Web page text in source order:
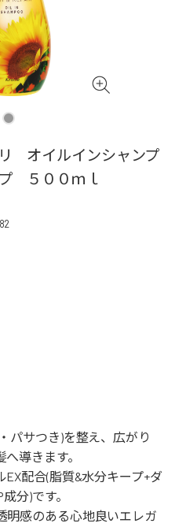
オイルインシャンプ
５００ｍｌ
パサつき)を整え、広がり
導きます。
配合(脂質&水分キープ+ダ
分)です。
明感のある心地良いエレガ